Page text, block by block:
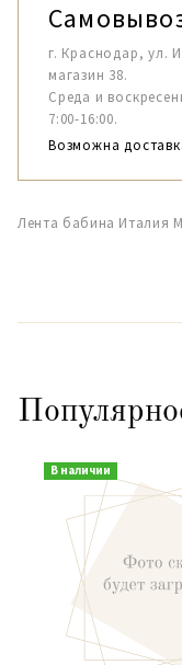
г. Краснодар, ул.
магазин 38.
Среда и
7:00-16:00.
Возможна
Лента бабина Италия
В наличии